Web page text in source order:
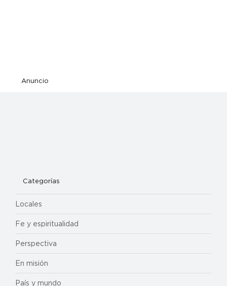
Anuncio
Categorías
Locales
Fe y espiritualidad
Perspectiva
En misión
País y mundo